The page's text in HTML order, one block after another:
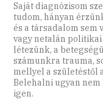
Saját diagnózisom
tudom, hányan
és a társadalom sem
vagy netalán politikai
létezünk, a
számunkra trauma,
mellyel a születéstől
Belehalni ugyan
igen.